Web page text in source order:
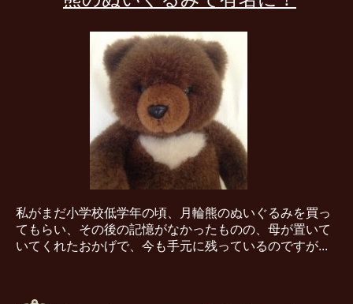
私がまだ小学校低学年の頃、月輪熊のぬいぐるみを買っ
てもらい、その後の記憶がなかったものの、母が置いて
いてくれたおかげで、今も手元に残っているのですが...